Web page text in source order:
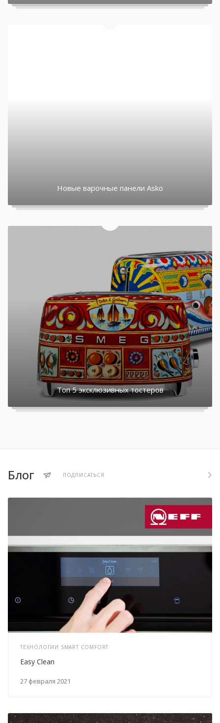
Новые варочные панели Asko
Топ 5 эксклюзивных тостеров
Блог ПОДПИСАТЬСЯ
ТЕХНОЛОГИИ SMART COMFORT
27 февраля 2021
Easy Clean